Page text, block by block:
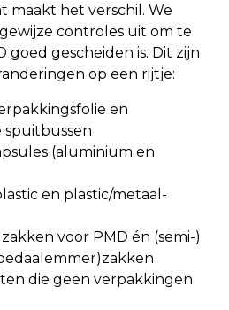
maakt het verschil. We
controles uit om te
goed gescheiden is. Dit zijn
op een rijtje:
en
spuitbussen
(aluminium en
en plastic/metaal-
voor PMD én (semi-)
die geen verpakkingen